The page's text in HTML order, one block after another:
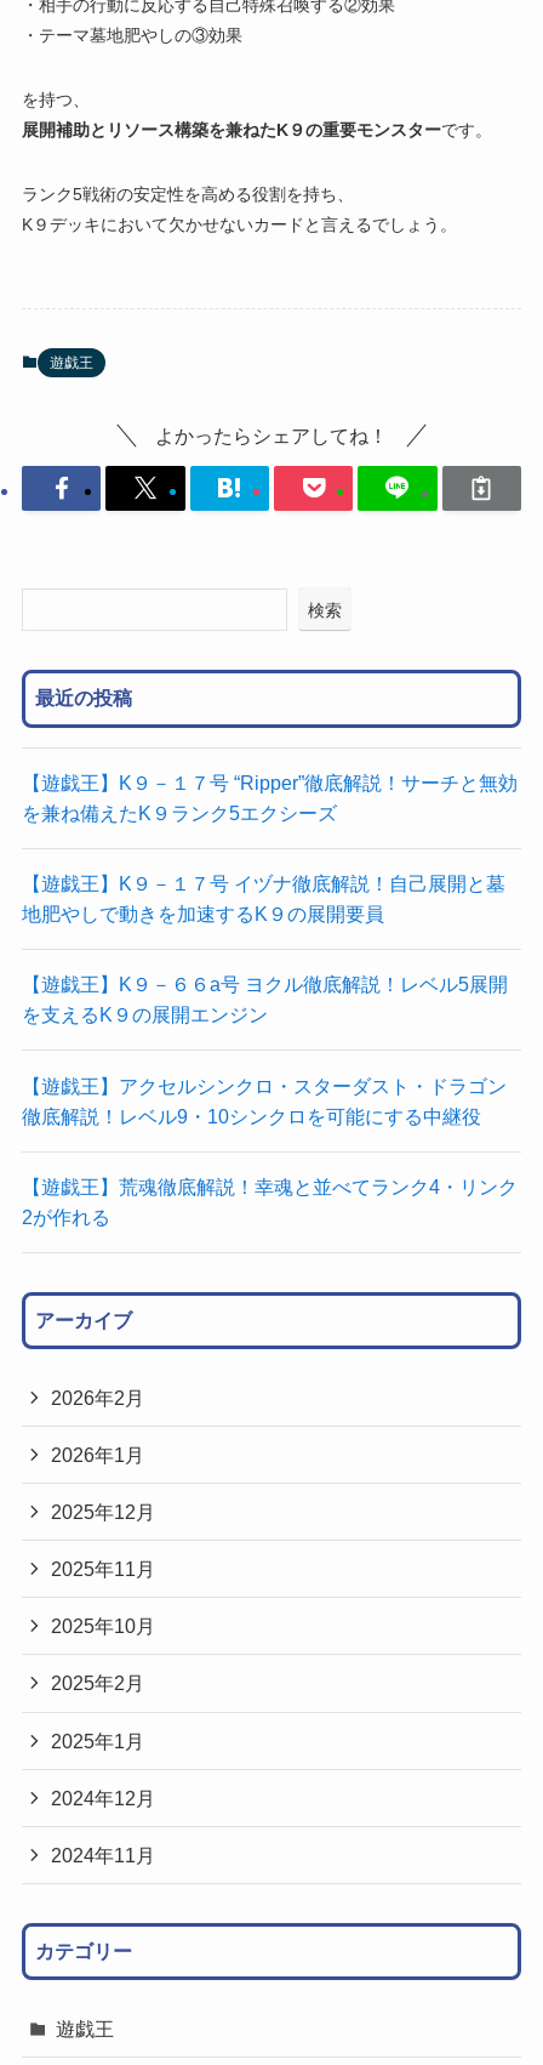
・相手の行動に反応する自己特殊召喚する②効果
・テーマ墓地肥やしの③効果
を持つ、
展開補助とリソース構築を兼ねたK９の重要モンスターです。
ランク5戦術の安定性を高める役割を持ち、
K９デッキにおいて欠かせないカードと言えるでしょう。
遊戯王
よかったらシェアしてね！
検索
最近の投稿
【遊戯王】K９－１７号 “Ripper”徹底解説！サーチと無効
を兼ね備えたK９ランク5エクシーズ
【遊戯王】K９－１７号 イヅナ徹底解説！自己展開と墓
地肥やしで動きを加速するK９の展開要員
【遊戯王】K９－６６a号 ヨクル徹底解説！レベル5展開
を支えるK９の展開エンジン
【遊戯王】アクセルシンクロ・スターダスト・ドラゴン
徹底解説！レベル9・10シンクロを可能にする中継役
【遊戯王】荒魂徹底解説！幸魂と並べてランク4・リンク
2が作れる
アーカイブ
2026年2月
2026年1月
2025年12月
2025年11月
2025年10月
2025年2月
2025年1月
2024年12月
2024年11月
カテゴリー
遊戯王